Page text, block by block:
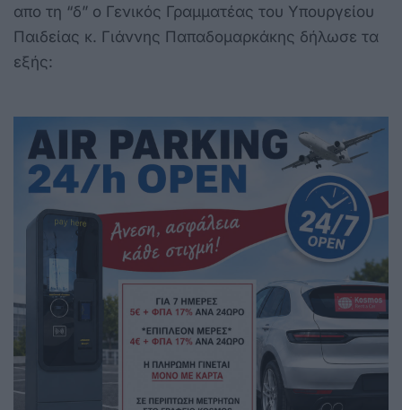
απο τη “δ” ο Γενικός Γραμματέας του Υπουργείου
Παιδείας κ. Γιάννης Παπαδομαρκάκης δήλωσε τα
εξής: